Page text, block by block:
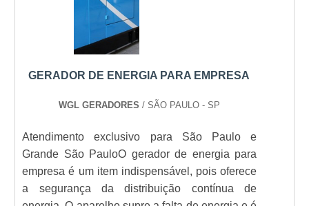
GERADOR DE ENERGIA PARA EMPRESA
WGL GERADORES / SÃO PAULO - SP
Atendimento exclusivo para São Paulo e
Grande São PauloO gerador de energia para
empresa é um item indispensável, pois oferece
a segurança da distribuição contínua de